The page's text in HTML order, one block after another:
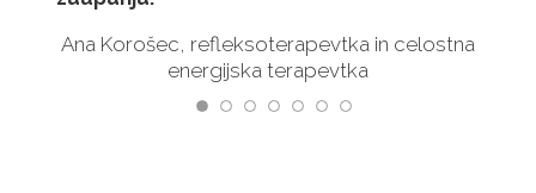
Ana Korošec, refleksoterapevtka in celostna
energijska terapevtka